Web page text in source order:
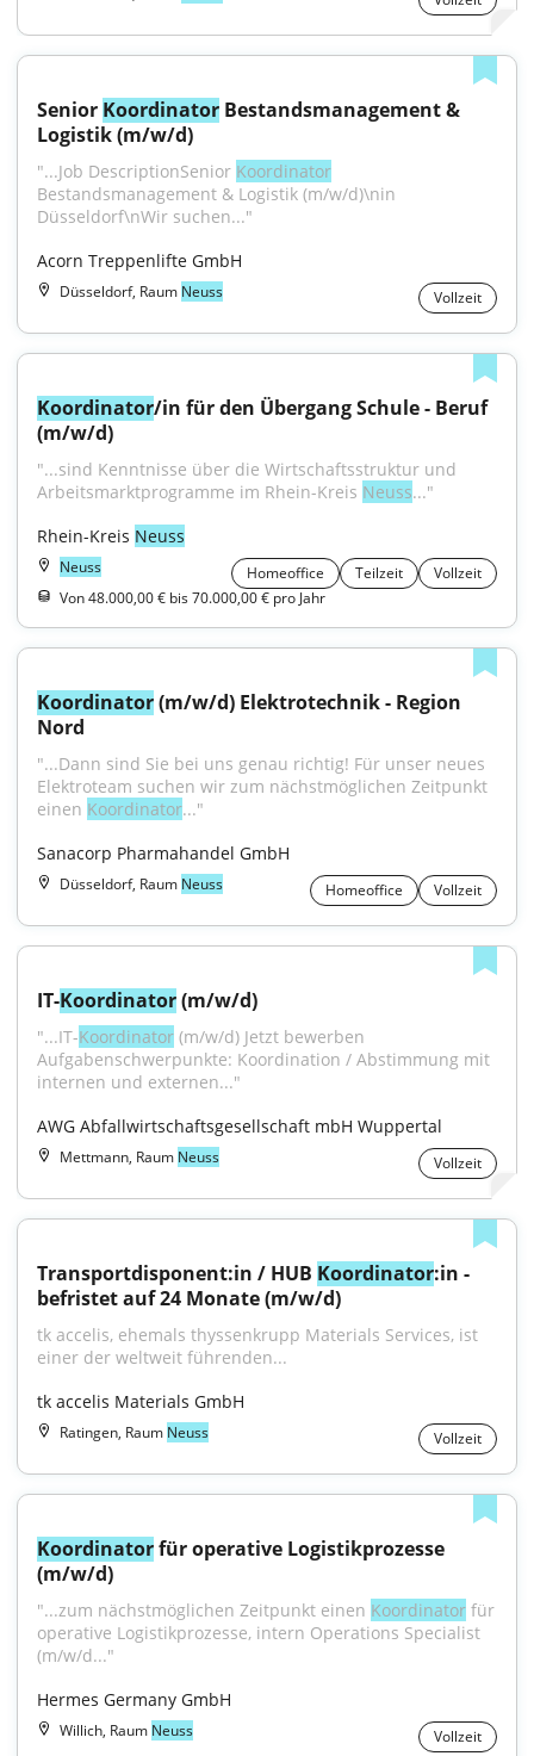
Senior Koordinator Bestandsmanagement &
Logistik (m/w/d)
"...Job DescriptionSenior Koordinator
Bestandsmanagement & Logistik (m/w/d)\nin
Düsseldorf\nWir suchen..."
Acorn Treppenlifte GmbH
Düsseldorf, Raum Neuss Vollzeit
Koordinator/in für den Übergang Schule - Beruf
(m/w/d)
"...sind Kenntnisse über die Wirtschaftsstruktur und
Arbeitsmarktprogramme im Rhein-Kreis Neuss..."
Rhein-Kreis Neuss
Neuss Homeoffice Teilzeit
Vollzeit
Von 48.000,00 € bis 70.000,00 € pro Jahr
Koordinator (m/w/d) Elektrotechnik - Region
Nord
"...Dann sind Sie bei uns genau richtig! Für unser neues
Elektroteam suchen wir zum nächstmöglichen Zeitpunkt
einen Koordinator..."
Sanacorp Pharmahandel GmbH
Düsseldorf, Raum Neuss Homeoffice Vollzeit
IT-Koordinator (m/w/d)
"...IT-Koordinator (m/w/d) Jetzt bewerben
Aufgabenschwerpunkte: Koordination / Abstimmung mit
internen und externen..."
AWG Abfallwirtschaftsgesellschaft mbH Wuppertal
Mettmann, Raum Neuss Vollzeit
Transportdisponent:in / HUB Koordinator:in -
befristet auf 24 Monate (m/w/d)
tk accelis, ehemals thyssenkrupp Materials Services, ist
einer der weltweit führenden...
tk accelis Materials GmbH
Ratingen, Raum Neuss Vollzeit
Koordinator für operative Logistikprozesse
(m/w/d)
"...zum nächstmöglichen Zeitpunkt einen Koordinator für
operative Logistikprozesse, intern Operations Specialist
(m/w/d..."
Hermes Germany GmbH
Willich, Raum Neuss Vollzeit